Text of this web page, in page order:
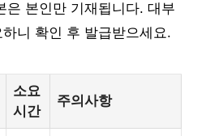
은 본인만 기재됩니다. 대부
니 확인 후 발급받으세요.
소요
시간
주의사항